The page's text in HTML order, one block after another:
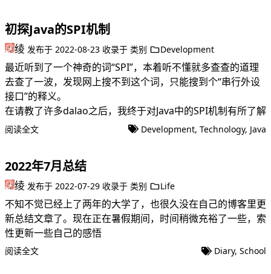
初探Java的SPI机制
绫 发布于 2022-08-23 收录于 类别 Development
最近听到了一个神奇的词“SPI”，本着听不懂就多查查的道理
去查了一波，发现网上搜不到这个词，只能搜到个“串行外设
接口”的释义。
在请教了许多dalao之后，我终于对Java中的SPI机制有所了解
阅读全文 Development, Technology, Java
2022年7月总结
绫 发布于 2022-07-29 收录于 类别 Life
不知不觉已经上了两年的大学了，也很久没在自己的博客里更
新总结文章了。现在正在暑假期间，时间稍微充裕了一些，索
性更新一些自己的感悟
阅读全文 Diary, School